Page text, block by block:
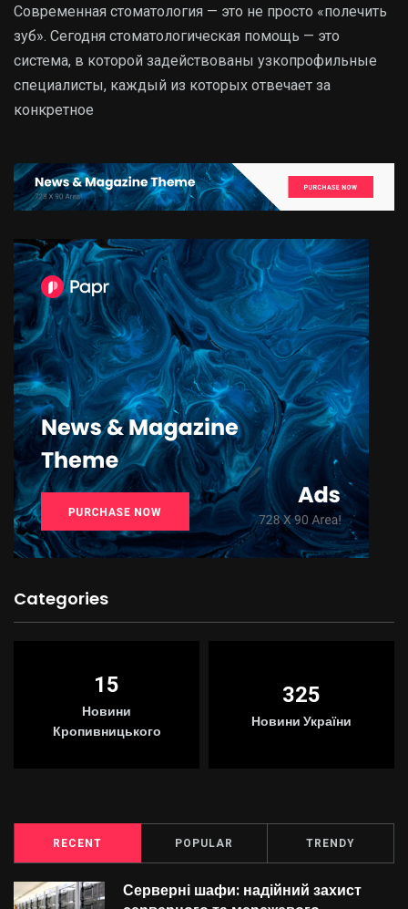
Современная стоматология — это не просто «полечить
зуб». Сегодня стоматологическая помощь — это
система, в которой задействованы узкопрофильные
специалисты, каждый из которых отвечает за
конкретное
Categories
15
Новини
Кропивницького
325
Новини України
RECENT POPULAR TRENDY
Серверні шафи: надійний захист